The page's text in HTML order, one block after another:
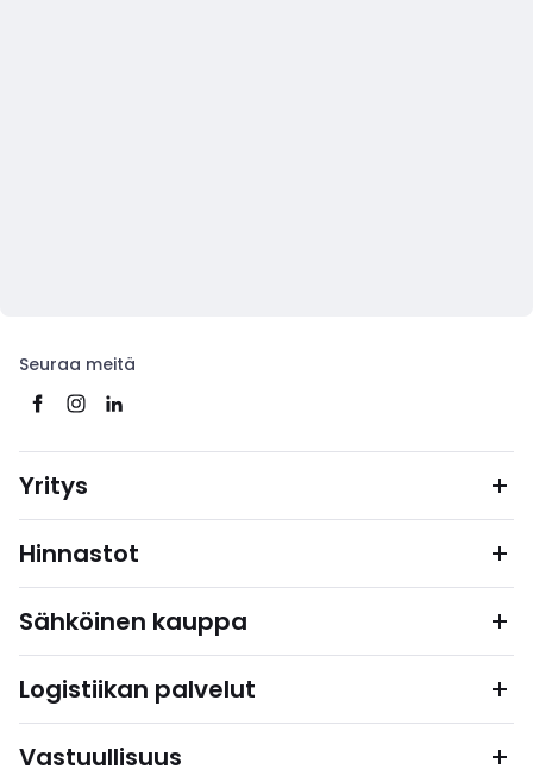
Seuraa meitä
Yritys
Hinnastot
Sähköinen kauppa
Logistiikan palvelut
Vastuullisuus